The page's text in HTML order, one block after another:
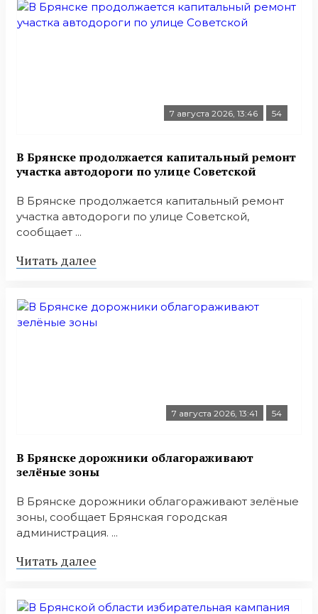
7 августа 2026, 13:46 54
В Брянске продолжается капитальный ремонт
участка автодороги по улице Советской
В Брянске продолжается капитальный ремонт
участка автодороги по улице Советской,
сообщает ...
Читать далее
7 августа 2026, 13:41 54
В Брянске дорожники облагораживают
зелёные зоны
В Брянске дорожники облагораживают зелёные
зоны, сообщает Брянская городская
администрация. ...
Читать далее